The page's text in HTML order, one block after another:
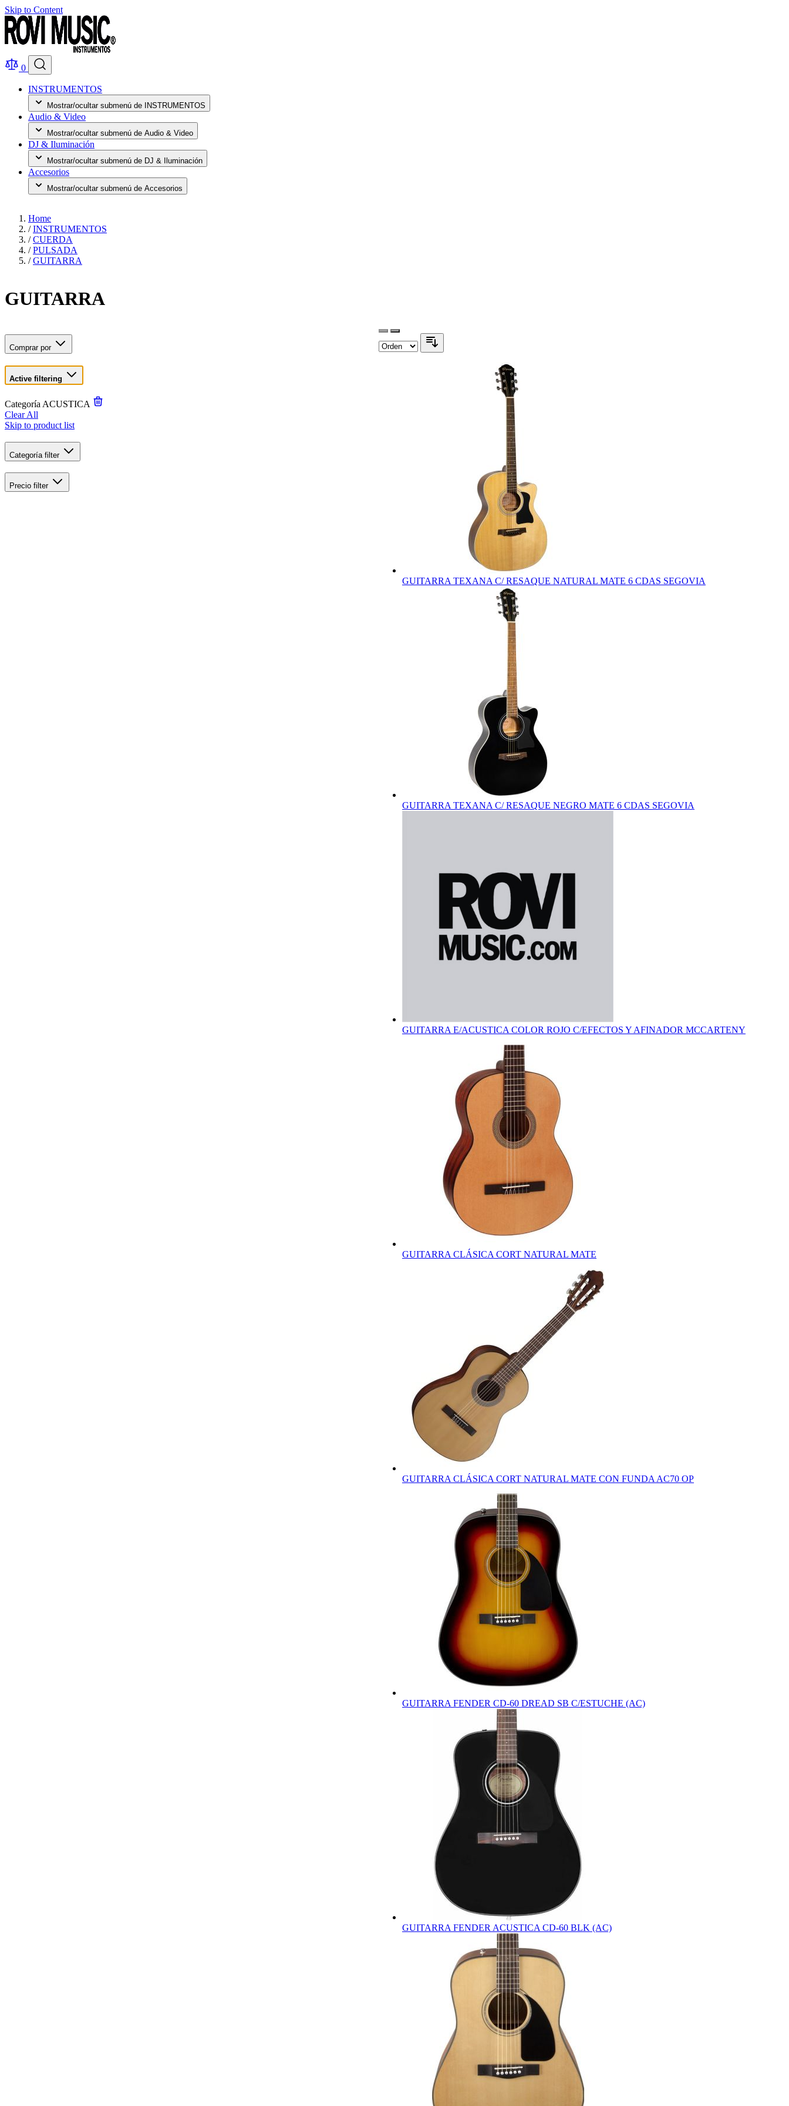
Skip to Content
0
INSTRUMENTOS
Mostrar/ocultar submenú de INSTRUMENTOS
Audio & Video
Mostrar/ocultar submenú de Audio & Video
DJ & Iluminación
Mostrar/ocultar submenú de DJ & Iluminación
Accesorios
Mostrar/ocultar submenú de Accesorios
Home
/ INSTRUMENTOS
/ CUERDA
/ PULSADA
/ GUITARRA
GUITARRA
Comprar por
Active filtering
CategoríaACUSTICA
Clear All
Skip to product list
Categoría filter
Precio filter
GUITARRA TEXANA C/ RESAQUE NATURAL MATE 6 CDAS SEGOVIA
GUITARRA TEXANA C/ RESAQUE NEGRO MATE 6 CDAS SEGOVIA
GUITARRA E/ACUSTICA COLOR ROJO C/EFECTOS Y AFINADOR MCCARTENY
GUITARRA CLÁSICA CORT NATURAL MATE
GUITARRA CLÁSICA CORT NATURAL MATE CON FUNDA AC70 OP
GUITARRA FENDER CD-60 DREAD SB C/ESTUCHE (AC)
GUITARRA FENDER ACUSTICA CD-60 BLK (AC)